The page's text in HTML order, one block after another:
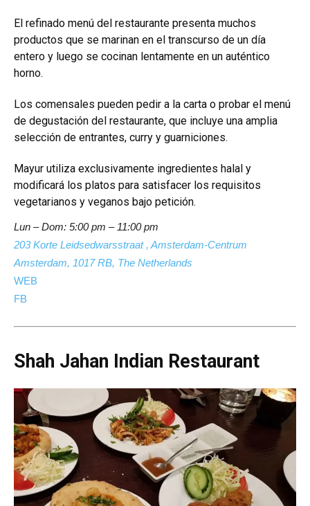
El refinado menú del restaurante presenta muchos
productos que se marinan en el transcurso de un día
entero y luego se cocinan lentamente en un auténtico
horno.
Los comensales pueden pedir a la carta o probar el menú
de degustación del restaurante, que incluye una amplia
selección de entrantes, curry y guarniciones.
Mayur utiliza exclusivamente ingredientes halal y
modificará los platos para satisfacer los requisitos
vegetarianos y veganos bajo petición.
Lun – Dom: 5:00 pm – 11:00 pm
203 Korte Leidsedwarsstraat , Amsterdam-Centrum
Amsterdam, 1017 RB, The Netherlands
WEB
FB
Shah Jahan Indian Restaurant